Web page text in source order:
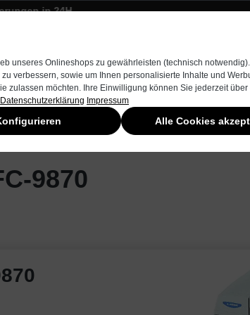
in 24H
9870
unseres Onlineshops zu gewährleisten (technisch
verbessern, sowie um Ihnen personalisierte Inhalte und
zulassen möchten. Ihre Einwilligung können Sie jederzeit über
Datenschutzerklärung Impressum
Alle Cookies